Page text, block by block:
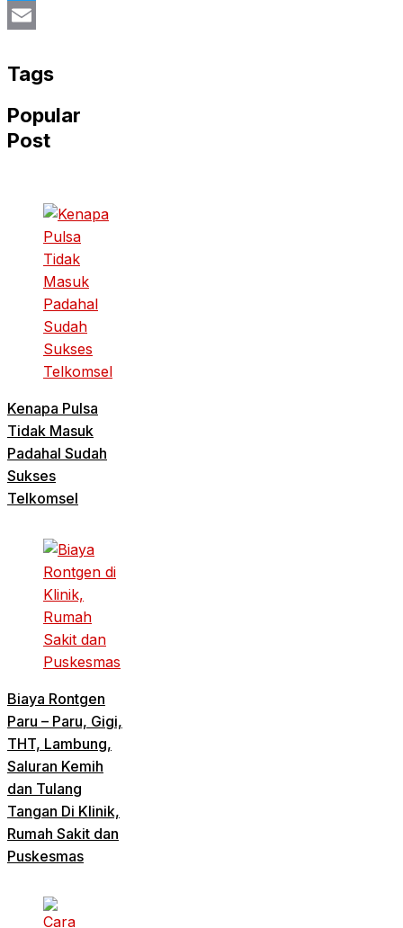
Twitter
Tags
Popular
Post
Kenapa Pulsa
Tidak Masuk
Padahal Sudah
Sukses
Telkomsel
Biaya Rontgen
Paru – Paru, Gigi,
THT, Lambung,
Saluran Kemih
dan Tulang
Tangan Di Klinik,
Rumah Sakit dan
Puskesmas